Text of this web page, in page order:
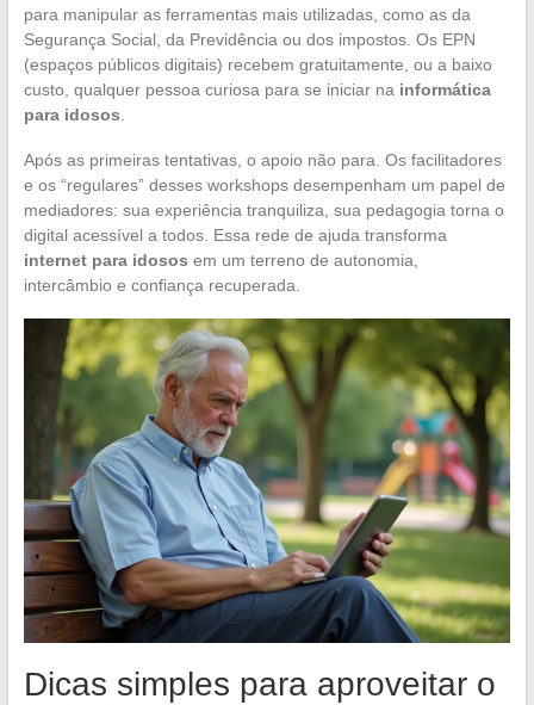
para manipular as ferramentas mais utilizadas, como as da
Segurança Social, da Previdência ou dos impostos. Os EPN
(espaços públicos digitais) recebem gratuitamente, ou a baixo
custo, qualquer pessoa curiosa para se iniciar na informática
para idosos
Após as primeiras tentativas, o apoio não para. Os facilitadores
e os “regulares” desses workshops desempenham um papel de
mediadores: sua experiência tranquiliza, sua pedagogia torna o
digital acessível a todos. Essa rede de ajuda transforma
internet para idosos em um terreno de autonomia,
intercâmbio e confiança recuperada.
Dicas simples para aproveitar o